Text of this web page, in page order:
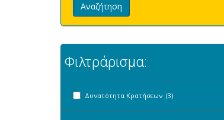
Αναζήτηση
Φιλτράρισμα:
Δυνατότητα Κρατήσεων (3)